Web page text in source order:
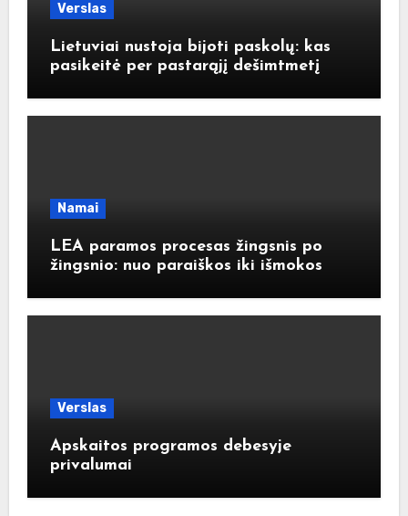
Verslas
Lietuviai nustoja bijoti paskolų: kas
pasikeitė per pastarąjį dešimtmetį
Namai
LEA paramos procesas žingsnis po
žingsnio: nuo paraiškos iki išmokos
Verslas
Apskaitos programos debesyje
privalumai